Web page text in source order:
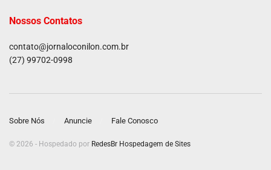
Nossos Contatos
contato@jornaloconilon.com.br
(27) 99702-0998
Sobre Nós Anuncie Fale Conosco
© 2026 - Hospedado por RedesBr Hospedagem de Sites